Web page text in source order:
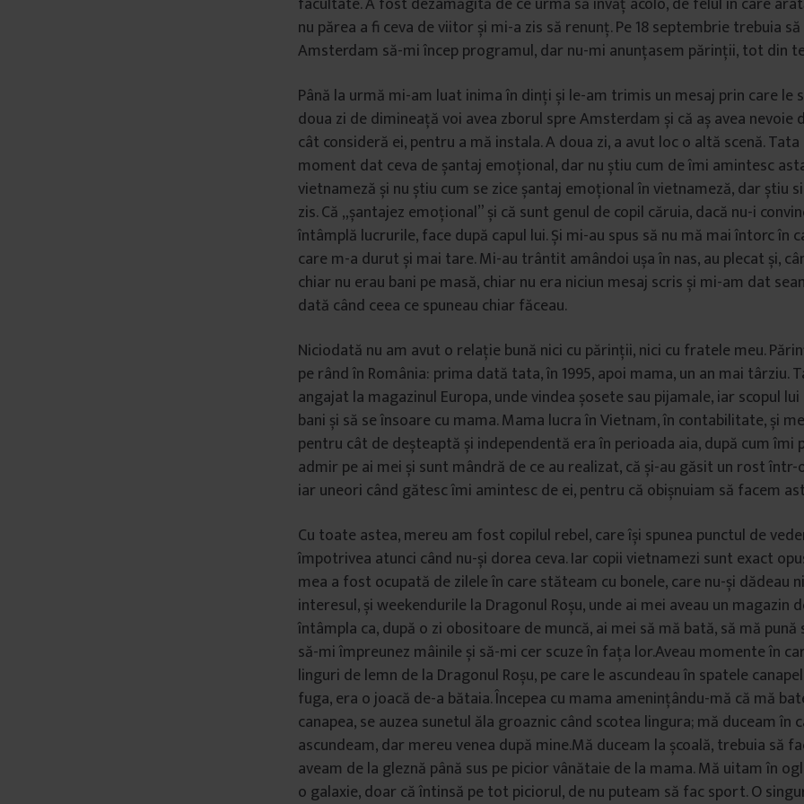
nu părea a fi ceva de viitor și mi-a zis să renunț. Pe 18 septembrie trebuia
Amsterdam să-mi încep programul, dar nu-mi anunțasem părinții, tot din
Până la urmă mi-am luat inima în dinți și le-am trimis un mesaj prin care le
doua zi de dimineață voi avea zborul spre Amsterdam și că aș avea nevoie
cât consideră ei, pentru a mă instala. A doua zi, a avut loc o altă scenă.
moment dat ceva de șantaj emoțional, dar nu știu cum de îmi amintesc
vietnameză și nu știu cum se zice șantaj emoțional în vietnameză, dar știu
zis. Că „șantajez emoțional” și că sunt genul de copil căruia, dacă nu-i
întâmplă lucrurile, face după capul lui. Și mi-au spus să nu mă mai întorc în
care m-a durut și mai tare. Mi-au trântit amândoi ușa în nas, au plecat și,
chiar nu erau bani pe masă, chiar nu era niciun mesaj scris și mi-am dat
dată când ceea ce spuneau chiar făceau.
Niciodată nu am avut o relație bună nici cu părinții, nici cu fratele meu.
pe rând în România: prima dată tata, în 1995, apoi mama, un an mai târziu.
angajat la magazinul Europa, unde vindea șosete sau pijamale, iar scopul
bani și să se însoare cu mama. Mama lucra în Vietnam, în contabilitate, și
pentru cât de deșteaptă și independentă era în perioada aia, după cum îmi
admir pe ai mei și sunt mândră de ce au realizat, că și-au găsit un rost
iar uneori când gătesc îmi amintesc de ei, pentru că obișnuiam să facem
Cu toate astea, mereu am fost copilul rebel, care își spunea punctul de
împotrivea atunci când nu-și dorea ceva. Iar copii vietnamezi sunt exact
mea a fost ocupată de zilele în care stăteam cu bonele, care nu-și dădeau
interesul, și weekendurile la Dragonul Roșu, unde ai mei aveau un magazin
întâmpla ca, după o zi obositoare de muncă, ai mei să mă bată, să mă pună
să-mi împreunez mâinile și să-mi cer scuze în fața lor.Aveau momente în
linguri de lemn de la Dragonul Roșu, pe care le ascundeau în spatele
fuga, era o joacă de-a bătaia. Începea cu mama amenințându-mă că mă
canapea, se auzea sunetul ăla groaznic când scotea lingura; mă duceam în
ascundeam, dar mereu venea după mine.Mă duceam la școală, trebuia să
aveam de la gleznă până sus pe picior vânătaie de la mama. Mă uitam în
o galaxie, doar că întinsă pe tot piciorul, de nu puteam să fac sport. O